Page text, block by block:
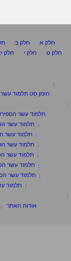
חלק א
חלק ב
חלק ט
חלק י חלק
הזמן סט תלמוד
תלמוד עשר
תלמוד עשר
תלמוד עשר
תלמוד עשר
תלמוד עשר
תלמוד עשר
תלמוד עשר
תלמוד
אודות האתר